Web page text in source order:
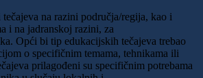
na razini područja/regija, kao i
i na jadranskoj razini, za
Opći bi tip edukacijskih tečajeva trebao
o specifičnim temama, tehnikama ili
prilagođeni su specifičnim potrebama